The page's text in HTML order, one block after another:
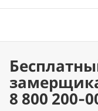
8 800 200-